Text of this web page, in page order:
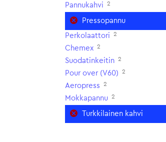
Pannukahvi 2
Pressopannu
Perkolaattori 2
Chemex 2
Suodatinkeitin 2
Pour over (V60) 2
Aeropress 2
Mokkapannu 2
Turkkilainen kahvi